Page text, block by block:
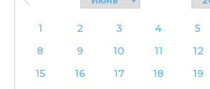
1 2 3 4 5
8
9 10 11 12
15
16 17 18 19